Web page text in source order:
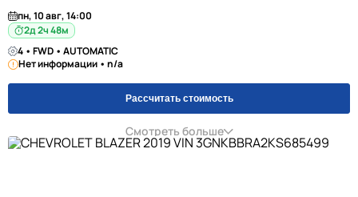
пн, 10 авг, 14:00
2д 2ч 48м
4 • FWD • AUTOMATIC
Нет информации • n/a
Рассчитать стоимость
Смотреть больше